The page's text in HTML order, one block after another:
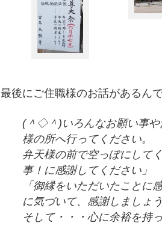
最後にご住職様のお話があるん
(＾◇＾)いろんなお願い事
様の所へ行ってください。
弁天様の前で空っぽにして
事！に感謝してください」
「御縁をいただいたことに
に気づいて、感謝しましょ
そして・・・心に余裕を持